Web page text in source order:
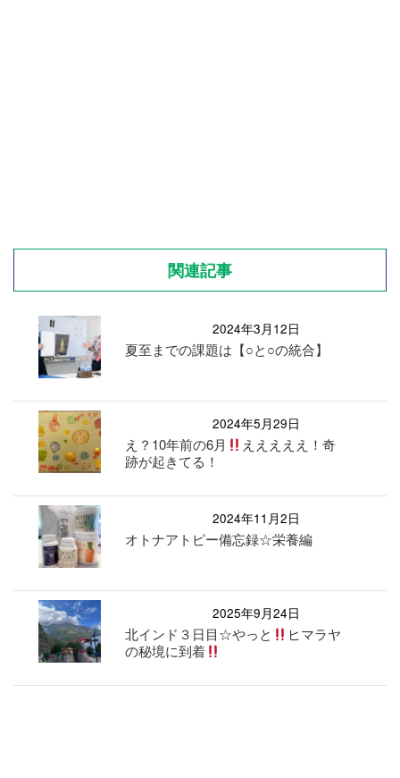
関連記事
2024年3月12日
夏至までの課題は【○と○の統合】
2024年5月29日
え？10年前の6月
えええええ！奇
跡が起きてる！
2024年11月2日
オトナアトピー備忘録☆栄養編
2025年9月24日
北インド３日目☆やっと
ヒマラヤ
の秘境に到着